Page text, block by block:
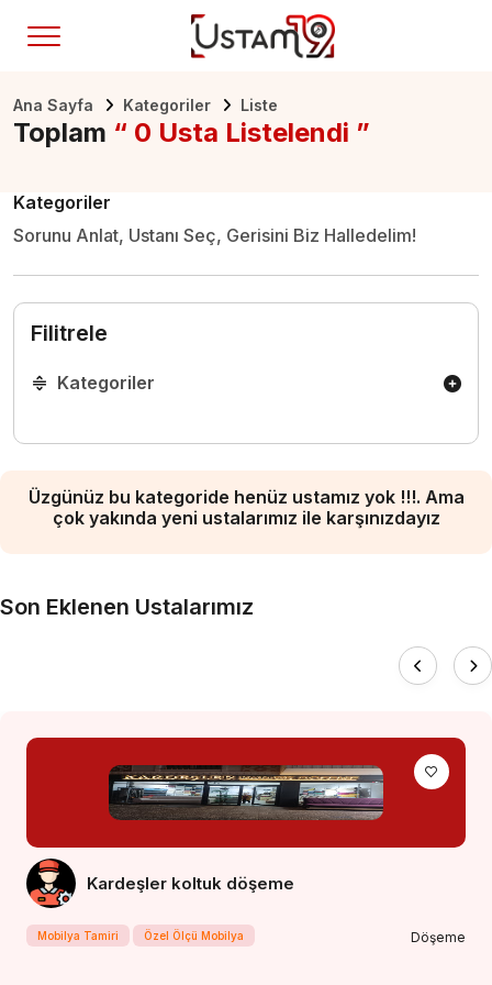
Ana Sayfa Kategoriler Liste
Toplam “ 0 Usta Listelendi ”
Kategoriler
Sorunu Anlat, Ustanı Seç, Gerisini Biz Halledelim!
Filitrele
Kategoriler
Üzgünüz bu kategoride henüz ustamız yok !!!. Ama
çok yakında yeni ustalarımız ile karşınızdayız
Son Eklenen Ustalarımız
Kardeşler koltuk döşeme
Mobilya Tamiri Özel Ölçü Mobilya Döşeme